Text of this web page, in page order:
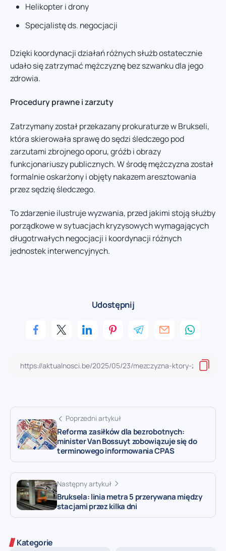
Helikopter i drony
Specjalistę ds. negocjacji
Dzięki koordynacji działań różnych służb ostatecznie
udało się zatrzymać mężczyznę bez szwanku dla jego
zdrowia.
Procedury prawne i zarzuty
Zatrzymany został przekazany prokuraturze w Brukseli,
która skierowała sprawę do sędzi śledczego pod
zarzutami zbrojnego oporu, gróźb i obrazy
funkcjonariuszy publicznych. W środę mężczyzna został
formalnie oskarżony i objęty nakazem aresztowania
przez sędzię śledczego.
To zdarzenie ilustruje wyzwania, przed jakimi stoją służby
porządkowe w sytuacjach kryzysowych wymagających
długotrwałych negocjacji i koordynacji różnych
jednostek interwencyjnych.
Udostępnij
Poprzedni artykuł
Reforma zasiłków dla bezrobotnych:
minister Van Bossuyt zobowiązuje się do
terminowego informowania CPAS
Następny artykuł
Bruksela: linia metra 5 przerywana między
stacjami przez kilka dni
Kategorie